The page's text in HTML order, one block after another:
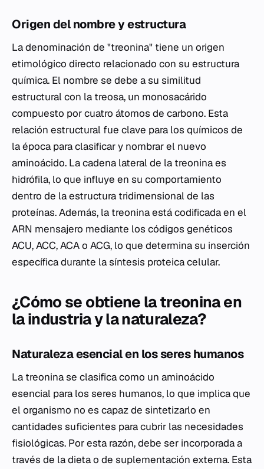
Origen del nombre y estructura
La denominación de "treonina" tiene un origen
etimológico directo relacionado con su estructura
química. El nombre se debe a su similitud
estructural con la treosa, un monosacárido
compuesto por cuatro átomos de carbono. Esta
relación estructural fue clave para los químicos de
la época para clasificar y nombrar el nuevo
aminoácido. La cadena lateral de la treonina es
hidrófila, lo que influye en su comportamiento
dentro de la estructura tridimensional de las
proteínas. Además, la treonina está codificada en el
ARN mensajero mediante los códigos genéticos
ACU, ACC, ACA o ACG, lo que determina su inserción
específica durante la síntesis proteica celular.
¿Cómo se obtiene la treonina en
la industria y la naturaleza?
Naturaleza esencial en los seres humanos
La treonina se clasifica como un aminoácido
esencial para los seres humanos, lo que implica que
el organismo no es capaz de sintetizarlo en
cantidades suficientes para cubrir las necesidades
fisiológicas. Por esta razón, debe ser incorporada a
través de la dieta o de suplementación externa. Esta